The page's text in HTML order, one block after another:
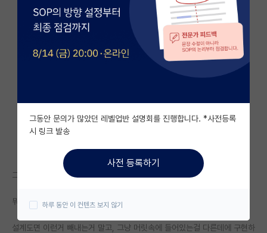
커뮤니티 홈
전체글보기
베스트 게시판
자유 게시판(아무개랩)
미국 유학 게시판
미국 대학원 합격 후기 게시판
대학원생 모집 게시판
연구실(PI) 홍보 게시판
그 기술 개발한 사람들한테 충분한 보상을 해주던지
뭐 그런 생각을 요즘 하는중
설계도면 이런거 빼내는거 말고, 그냥 머릿속에 들어있는걸 다른데에 구현하
그동안 문의가 많았던 레벨업반 설명회를 진행합니다. *사전등록
시 링크 발송
사전 등록하기
하루 동안 이 컨텐츠 보지 않기